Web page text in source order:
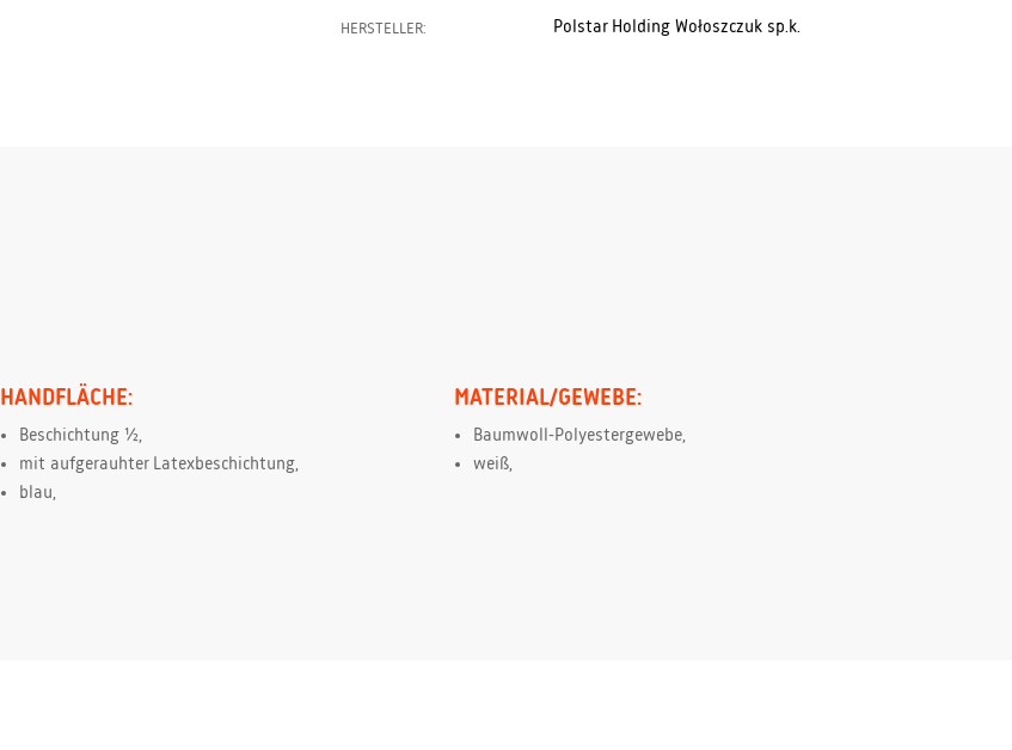
HERSTELLER: Polstar Holding Wołoszczuk sp.k.
HANDFLÄCHE:
Beschichtung ½,
mit aufgerauhter Latexbeschichtung,
blau,
MATERIAL/GEWEBE:
Baumwoll-Polyestergewebe,
weiß,